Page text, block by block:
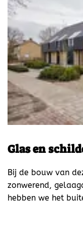
Glas en
Bij de bouw van
zonwerend,
hebben we het